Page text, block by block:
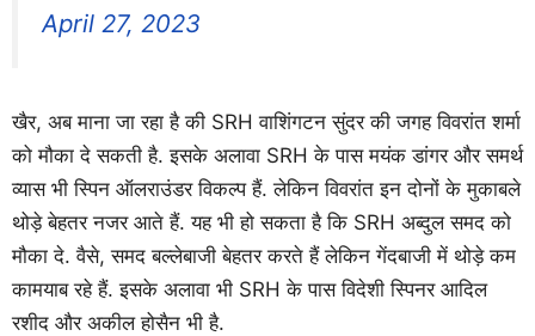
April 27, 2023
खैर, अब माना जा रहा है की SRH वाशिंगटन सुंदर की जगह विवरांत शर्मा
को मौका दे सकती है. इसके अलावा SRH के पास मयंक डांगर और समर्थ
व्यास भी स्पिन ऑलराउंडर विकल्प हैं. लेकिन विवरांत इन दोनों के मुकाबले
थोड़े बेहतर नजर आते हैं. यह भी हो सकता है कि SRH अब्दुल समद को
मौका दे. वैसे, समद बल्लेबाजी बेहतर करते हैं लेकिन गेंदबाजी में थोड़े कम
कामयाब रहे हैं. इसके अलावा भी SRH के पास विदेशी स्पिनर आदिल
रशीद और अकील होसैन भी है.